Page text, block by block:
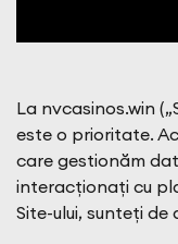
La nvcasinos.win
este o prioritate.
care gestionăm
interacționați cu
Site-ului, sunteți de